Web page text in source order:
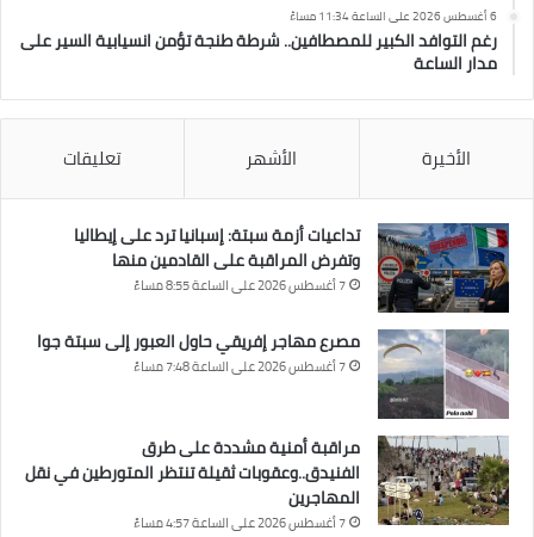
6 أغسطس 2026 على الساعة 11:34 مساءً
رغم التوافد الكبير للمصطافين.. شرطة طنجة تؤمن انسيابية السير على
مدار الساعة
الأخيرة الأشهر تعليقات
تداعيات أزمة سبتة: إسبانيا ترد على إيطاليا
وتفرض المراقبة على القادمين منها
7 أغسطس 2026 على الساعة 8:55 مساءً
مصرع مهاجر إفريقي حاول العبور إلى سبتة جوا
7 أغسطس 2026 على الساعة 7:48 مساءً
مراقبة أمنية مشددة على طرق
الفنيدق..وعقوبات ثقيلة تنتظر المتورطين في نقل
المهاجرين
7 أغسطس 2026 على الساعة 4:57 مساءً